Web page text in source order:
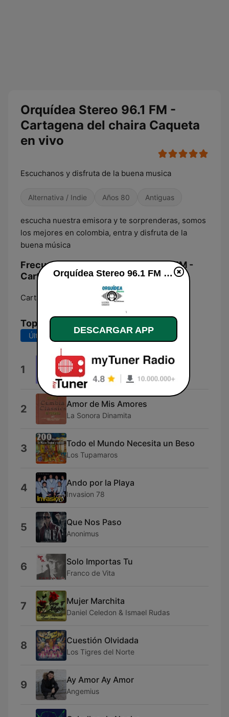
Orquídea Stereo 96.1 FM -
Cartagena del chaira Caqueta
en vivo
Escuchanos y disfruta de la buena musica
Alternativa / Indie Años 80 Antiguas
escucha nuestra emisora y te sorprenderas, somos
los mejores en colombia, entra y disfruta de la
buena música
Frecuencias Orquídea Stereo 96.1 FM -
Cartagena del chaira Caqueta:
Cartagena del Chairá: 96.1 FM
Top Canciones
Últimos 7 días Últimos 30 días
1 Lena
Intérprete Desconocido
2 Amor de Mis Amores
La Sonora Dinamita
3 Todo el Mundo Necesita un Beso
Los Tupamaros
4 Ando por la Playa
Invasion 78
5 Que Nos Paso
Anonimus
6 Solo Importas Tu
Franco de Vita
7 Mujer Marchita
Daniel Celedon & Ismael Rudas
8 Cuestión Olvidada
Los Tigres del Norte
9 Ay Amor Ay Amor
Angemius
Orquídea Stereo 96.1 FM - Cartagena del chaira Caqueta en vivo
DESCARGAR APP